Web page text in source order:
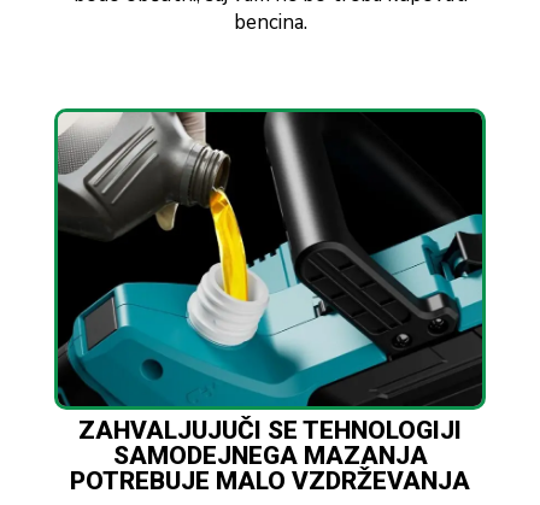
bencina.
ZAHVALJUJUČI SE TEHNOLOGIJI
SAMODEJNEGA MAZANJA
POTREBUJE MALO VZDRŽEVANJA